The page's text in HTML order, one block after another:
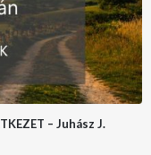
– Juhász J.